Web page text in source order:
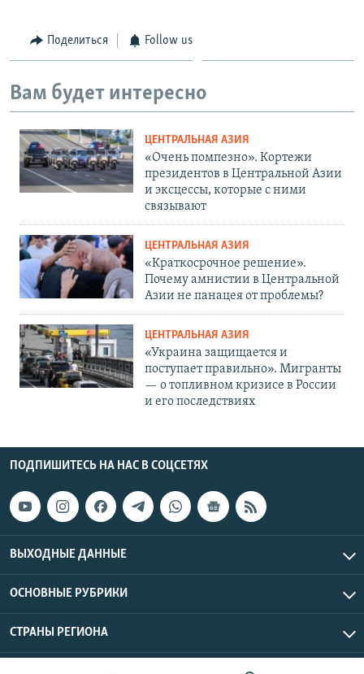
Поделиться Follow us
Вам будет интересно
ЦЕНТРАЛЬНАЯ АЗИЯ
«Очень помпезно». Кортежи
президентов в Центральной Азии
и эксцессы, которые с ними
связывают
ЦЕНТРАЛЬНАЯ АЗИЯ
«Краткосрочное решение».
Почему амнистии в Центральной
Азии не панацея от проблемы?
ЦЕНТРАЛЬНАЯ АЗИЯ
«Украина защищается и
поступает правильно». Мигранты
— о топливном кризисе в России
и его последствиях
ПОДПИШИТЕСЬ НА НАС В СОЦСЕТЯХ
ВЫХОДНЫЕ ДАННЫЕ
ОСНОВНЫЕ РУБРИКИ
СТРАНЫ РЕГИОНА